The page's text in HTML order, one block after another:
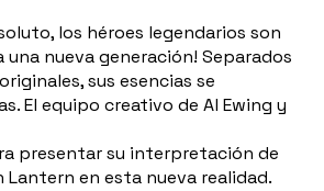
los héroes legendarios son
nueva generación! Separados
sus esencias se
El equipo creativo de Al Ewing y
presentar su interpretación de
Lantern en esta nueva realidad.